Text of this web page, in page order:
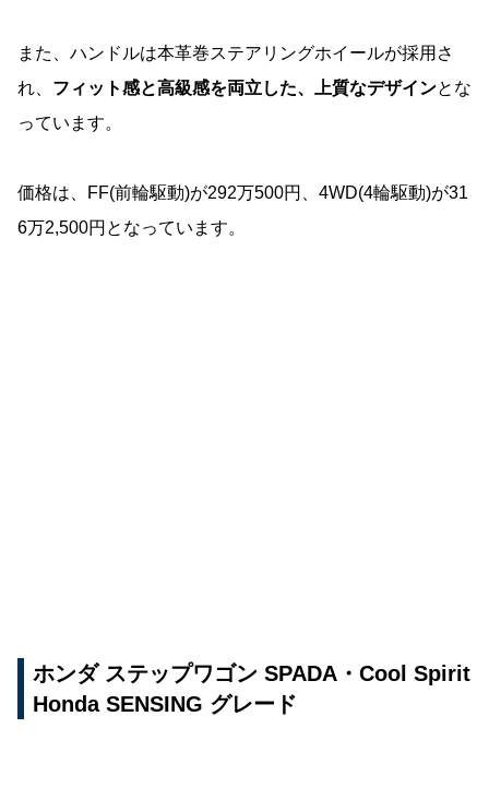
また、ハンドルは本革巻ステアリングホイールが採用さ
れ、 フィット感と高級感を両立した、上質なデザインとな
っています。
価格は、FF(前輪駆動)が292万500円、4WD(4輪駆動)が31
6万2,500円となっています。
ホンダ ステップワゴン SPADA・Cool Spirit
Honda SENSING グレード